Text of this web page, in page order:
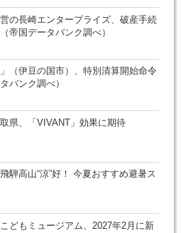
営の長崎エンタープライズ、破産手続
帝国データバンク調べ）
（伊豆の国市）、特別清算開始命令
バンク調べ）
取県、「VIVANT」効果に期待
騨高山“涼”好！ 今夏おすすめ避暑ス
どもミュージアム、2027年2月に新